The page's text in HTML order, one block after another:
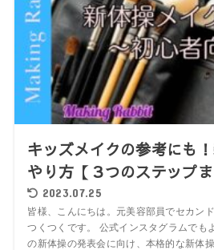
キッズメイクの参考にも
やり方【３つのステップま
2023.07.25
皆様、こんにちは。元美容部員でセカン
つくつくです。 公式インスタグラムでも
の新体操の発表会に向け、本格的な新体